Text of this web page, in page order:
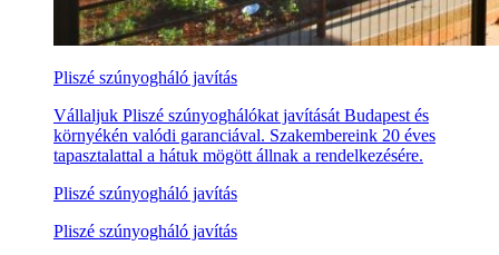
Pliszé szúnyogháló javítás
Vállaljuk Pliszé szúnyoghálókat javítását Budapest és
környékén valódi garanciával. Szakembereink 20 éves
tapasztalattal a hátuk mögött állnak a rendelkezésére.
Pliszé szúnyogháló javítás
Pliszé szúnyogháló javítás